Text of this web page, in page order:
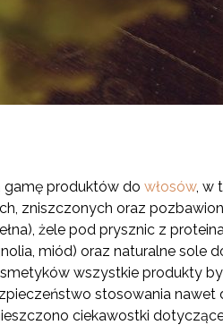
gamę produktów do włosów, w
zniszczonych oraz
żele pod prysznic z
miód) oraz naturalne sole
wszystkie produkty
stosowania nawet
ciekawostki